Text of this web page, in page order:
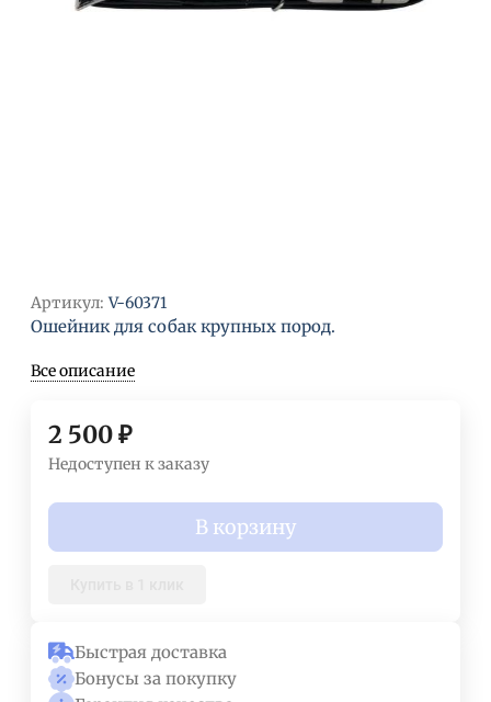
Артикул: V-60371
Ошейник для собак крупных пород.
Все описание
2 500₽
Недоступен к заказу
В корзину
Быстрая доставка
Бонусы за покупку